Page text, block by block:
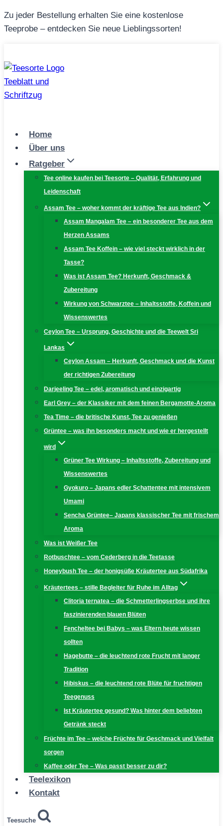
Zum
Inhalt
Zu jeder Bestellung erhalten Sie eine kostenlose
Teeprobe – entdecken Sie neue Lieblingssorten!
Home
Über uns
Ratgeber
Tee online kaufen bei Teesorte – Qualität, Erfahrung und
Leidenschaft
Assam Tee – woher kommt der kräftige Tee aus Indien?
Assam Mangalam Tee – ein besonderer Tee aus dem
Herzen Assams
Assam Tee Koffein – wie viel steckt wirklich in der
Tasse?
Was ist Assam Tee? Herkunft, Geschmack &
Zubereitung
Wirkung von Schwarztee – Inhaltsstoffe, Koffein und
Wissenswertes
Ceylon Tee – Ursprung, Geschichte und die Teewelt Sri
Lankas
Ceylon Assam – Herkunft, Geschmack und die Kunst
der richtigen Zubereitung
Darjeeling Tee – edel, aromatisch und einzigartig
Earl Grey – der Klassiker mit dem feinen Bergamotte-Aroma
Tea Time – die britische Kunst, Tee zu genießen
Grüntee – was ihn besonders macht und wie er hergestellt
wird
Grüner Tee Wirkung – Inhaltsstoffe, Zubereitung und
Wissenswertes
Gyokuro – Japans edler Schattentee mit intensivem
Umami
Sencha Grüntee– Japans klassischer Tee mit frischem
Aroma
Was ist Weißer Tee
Rotbuschtee – vom Cederberg in die Teetasse
Honeybush Tee – der honigsüße Kräutertee aus Südafrika
Kräutertees – stille Begleiter für Ruhe im Alltag
Clitoria ternatea – die Schmetterlingserbse und ihre
faszinierenden blauen Blüten
Fencheltee bei Babys – was Eltern heute wissen
sollten
Hagebutte – die leuchtend rote Frucht mit langer
Tradition
Hibiskus – die leuchtend rote Blüte für fruchtigen
Teegenuss
Ist Kräutertee gesund? Was hinter dem beliebten
Getränk steckt
Früchte im Tee – welche Früchte für Geschmack und Vielfalt
sorgen
Kaffee oder Tee – Was passt besser zu dir?
Teelexikon
Kontakt
Teesuche